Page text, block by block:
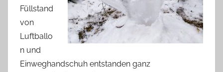
Füllstand
von
Luftballo
n und
Einweghandschuh entstanden ganz